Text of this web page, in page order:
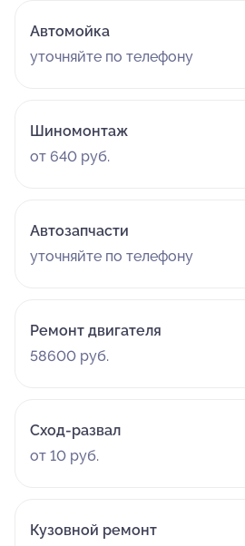
Автомойка
уточняйте по телефону
Шиномонтаж
от 640 руб.
Автозапчасти
уточняйте по телефону
Ремонт двигателя
58600 руб.
Сход-развал
от 10 руб.
Кузовной ремонт